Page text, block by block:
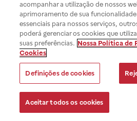
acompanhar a utilização de nossos
aprimoramento de sua
essenciais para nossos serviços,
poderá gerenciar os cookies que
suas preferências. Nossa Política de
Cookies
Definições de cookies
Aceitar todos os cookies